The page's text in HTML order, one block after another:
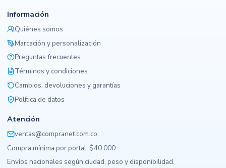
Información
Quiénes somos
Marcación y personalización
Preguntas frecuentes
Términos y condiciones
Cambios, devoluciones y garantías
Política de datos
Atención
ventas@compranet.com.co
Compra mínima por portal: $40.000.
Envíos nacionales según ciudad, peso y disponibilidad.